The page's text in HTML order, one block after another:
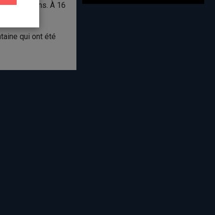
de 10 ans. À 16
qui ont été